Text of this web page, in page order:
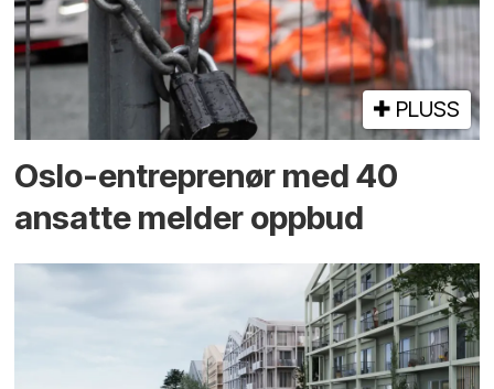
PLUSS
Oslo-entreprenør med 40
ansatte melder oppbud